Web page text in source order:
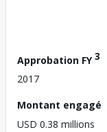
Approbation FY3
2017
Montant engagé
USD 0.38 millions